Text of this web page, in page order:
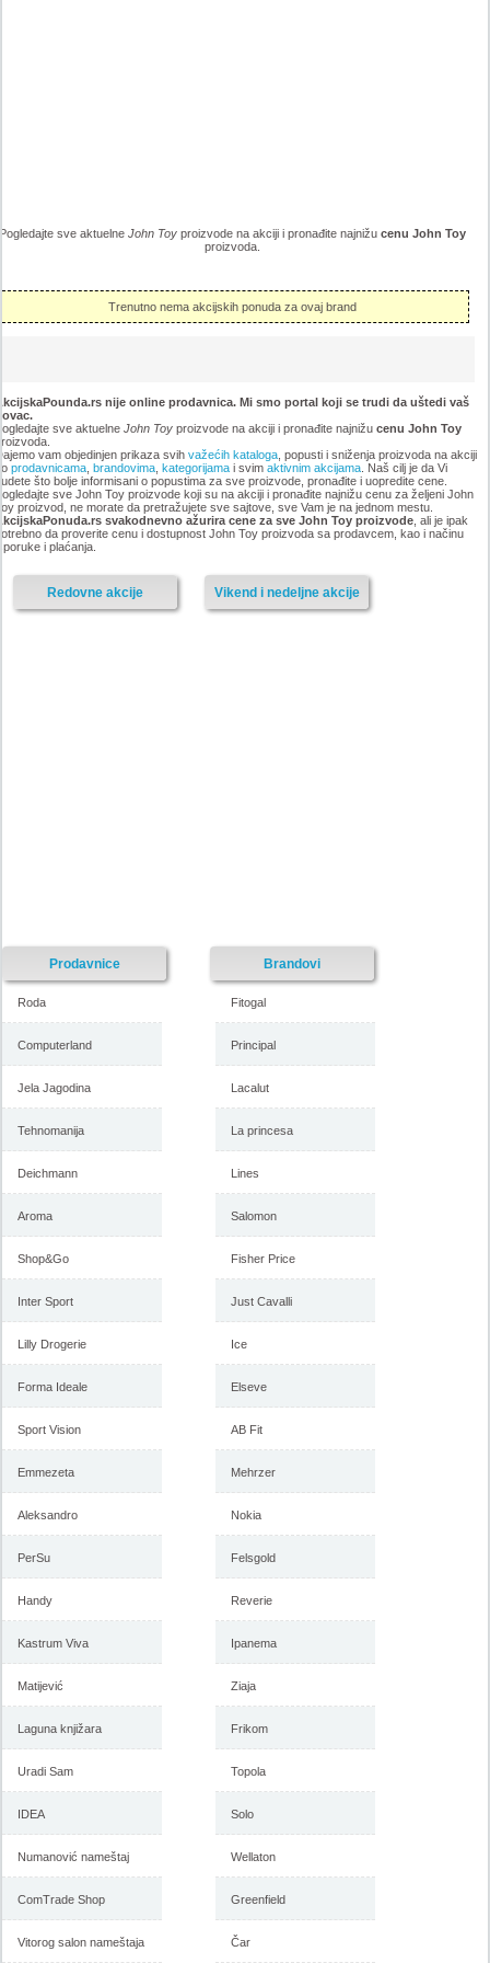
Pogledajte sve aktuelneJohn Toy proizvode na akciji i pronađite najnižucenu John Toy
proizvoda.
Trenutno nema akcijskih ponuda za ovaj brand
nije online prodavnica. Mi smo portal koji se trudi da uštedi vaš
sve aktuelne John Toyproizvode na akciji i pronađite najnižu cenu John Toy
vam objedinjen prikaza svih važećih kataloga, popusti i sniženja proizvoda na akciji
prodavnicama, brandovima, kategorijamai svim aktivnim akcijama. Naš cilj je da Vi
što bolje informisani o popustima za sve proizvode, pronađite i uopredite cene.
sve John Toy proizvode koji su na akciji i pronađite najnižu cenu za željeni John
proizvod, ne morate da pretražujete sve sajtove, sve Vam je na jednom mestu.
svakodnevno ažurira cene za sve John Toy proizvode, ali je ipak
da proverite cenu i dostupnost John Toy proizvoda sa prodavcem, kao i načinu
i plaćanja.
Vikend i nedeljne akcije
Redovne akcije
Prodavnice
Roda
Computerland
Jela Jagodina
Tehnomanija
Deichmann
Aroma
Shop&Go
Inter Sport
Lilly Drogerie
Forma Ideale
Sport Vision
Emmezeta
Aleksandro
PerSu
Handy
Kastrum Viva
Matijević
Laguna knjižara
Uradi Sam
IDEA
Numanović nameštaj
ComTrade Shop
Vitorog salon nameštaja
Brandovi
Fitogal
Principal
Lacalut
La princesa
Lines
Salomon
Fisher Price
Just Cavalli
Ice
Elseve
AB Fit
Mehrzer
Nokia
Felsgold
Reverie
Ipanema
Ziaja
Frikom
Topola
Solo
Wellaton
Greenfield
Čar